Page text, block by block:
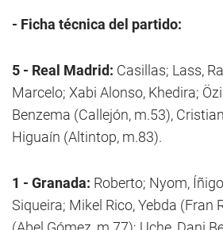
- Ficha técnica del partido:
5 - Real Madrid: Casillas; Lass,
Marcelo; Xabi Alonso, Khedira;
Benzema (Callejón, m.53),
Higuaín (Altintop, m.83).
1 - Granada: Roberto; Nyom,
Siqueira; Mikel Rico, Yebda (Fran